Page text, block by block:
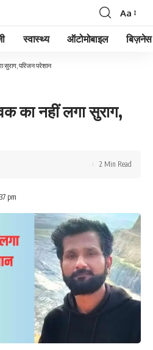
Aa
स्वास्थ्य ऑटोमोबाइल बिज़नेस
सुराग, परिजन परेशान
का नहीं लगा सुराग,
pm
2 Min Read